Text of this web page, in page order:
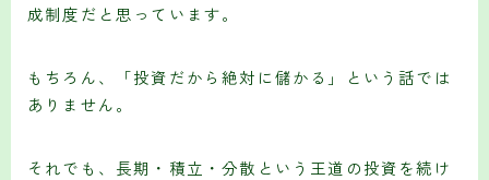
成制度だと思っています。
もちろん、「投資だから絶対に儲かる」という話では
ありません。
それでも、長期・積立・分散という王道の投資を続け